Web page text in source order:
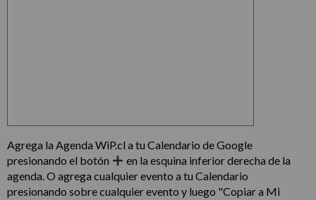
Agrega la Agenda WiP.cl a tu Calendario de Google
presionando el botón
en la esquina inferior derecha de la
agenda. O agrega cualquier evento a tu Calendario
presionando sobre cualquier evento y luego "Copiar a Mi